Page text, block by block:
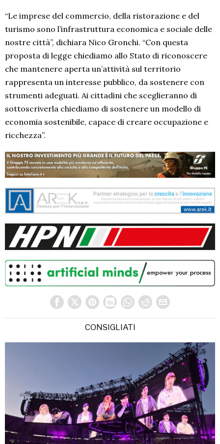
“Le imprese del commercio, della ristorazione e del
turismo sono l’infrastruttura economica e sociale delle
nostre città”, dichiara Nico Gronchi. “Con questa
proposta di legge chiediamo allo Stato di riconoscere
che mantenere aperta un’attività sul territorio
rappresenta un interesse pubblico, da sostenere con
strumenti adeguati. Ai cittadini che sceglieranno di
sottoscriverla chiediamo di sostenere un modello di
economia sostenibile, capace di creare occupazione e
ricchezza”.
CONSIGLIATI